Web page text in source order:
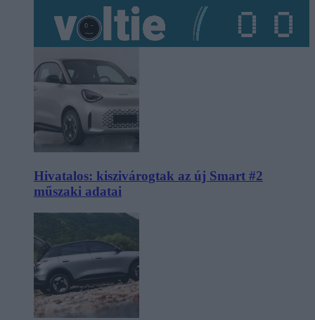
Hivatalos: kiszivárogtak az új Smart #2
műszaki adatai